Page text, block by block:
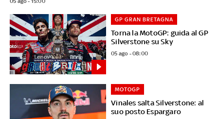
Torna la MotoGP: guida al GP
Silverstone su Sky
GP GRAN BRETAGNA
05 ago - 08:00
Vinales salta Silverstone: al
suo posto Espargaro
MOTOGP